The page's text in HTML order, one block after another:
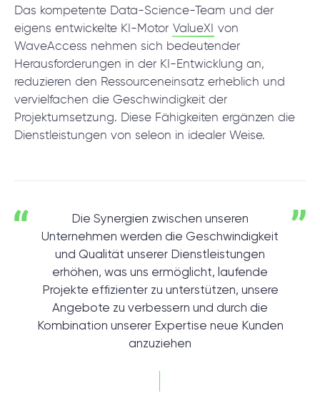
Das kompetente Data-Science-Team und der
eigens entwickelte KI-Motor ValueXI
von
WaveAccess nehmen sich bedeutender
Herausforderungen in der KI-Entwicklung an,
reduzieren den Ressourceneinsatz erheblich und
vervielfachen die Geschwindigkeit der
Projektumsetzung. Diese Fähigkeiten ergänzen die
Dienstleistungen von seleon in idealer Weise.
Die Synergien zwischen unseren
Unternehmen werden die Geschwindigkeit
und Qualität unserer Dienstleistungen
erhöhen, was uns ermöglicht, laufende
Projekte effizienter zu unterstützen, unsere
Angebote zu verbessern und durch die
Kombination unserer Expertise neue Kunden
anzuziehen